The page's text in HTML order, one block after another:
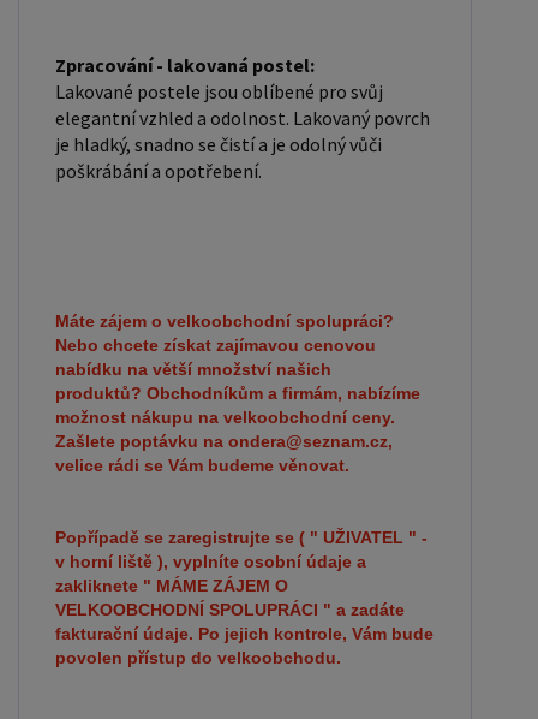
Zpracování - lakovaná postel:
Lakované postele jsou oblíbené pro svůj
elegantní vzhled a odolnost. Lakovaný povrch
je hladký, snadno se čistí a je odolný vůči
poškrábání a opotřebení.
Máte zájem o velkoobchodní spolupráci?
Nebo chcete získat zajímavou cenovou
nabídku na větší množství našich
produktů? Obchodníkům a firmám, nabízíme
možnost nákupu na velkoobchodní ceny.
Zašlete poptávku na ondera@seznam.cz,
velice rádi se Vám budeme věnovat.
Popřípadě se zaregistrujte se ( " UŽIVATEL " -
v horní liště ), vyplníte osobní údaje a
zakliknete " MÁME ZÁJEM O
VELKOOBCHODNÍ SPOLUPRÁCI " a zadáte
fakturační údaje. Po jejich kontrole, Vám bude
povolen přístup do velkoobchodu.